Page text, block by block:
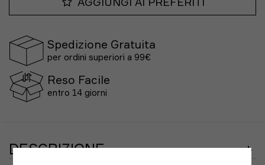
Spedizione Gratuita
per ordini superiori a 99€
Reso Facile
entro 14 giorni
DESCRIZIONE